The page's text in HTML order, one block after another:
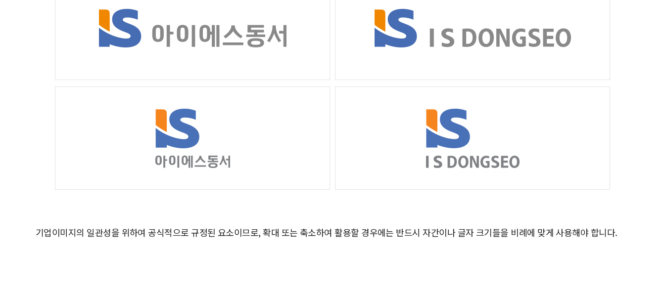
기업이미지의 일관성을 위하여 공식적으로 규정된 요소이므로, 확대 또는 축소하여 활용할 경우에는 반드시 자간이나 글자 크기들을 비례에 맞게 사용해야 합니다.